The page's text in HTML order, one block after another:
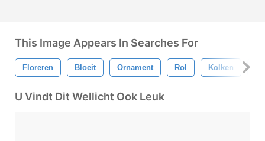
This Image Appears In Searches For
Floreren Bloeit Ornament Rol Kolken
U Vindt Dit Wellicht Ook Leuk